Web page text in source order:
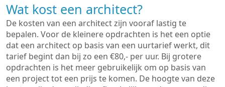
Wat kost een architect?
De kosten van een architect zijn vooraf lastig te
bepalen. Voor de kleinere opdrachten is het een optie
dat een architect op basis van een uurtarief werkt, dit
tarief begint dan bij zo een €80,- per uur. Bij grotere
opdrachten is het meer gebruikelijk om op basis van
een project tot een prijs te komen. De hoogte van deze